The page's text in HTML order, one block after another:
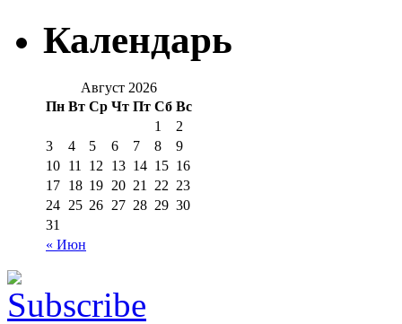
Календарь
Август 2026
Пн Вт Ср Чт Пт Сб Вс
« Июн
1
2
3
4 5 6 7 8
9
10 11 12 13 14 15 16
17 18 19 20 21 22 23
24 25 26 27 28 29 30
31